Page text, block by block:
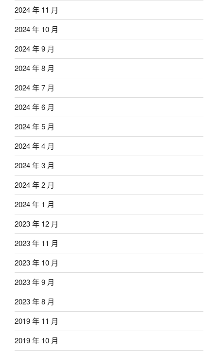
2024 年 11 月
2024 年 10 月
2024 年 9 月
2024 年 8 月
2024 年 7 月
2024 年 6 月
2024 年 5 月
2024 年 4 月
2024 年 3 月
2024 年 2 月
2024 年 1 月
2023 年 12 月
2023 年 11 月
2023 年 10 月
2023 年 9 月
2023 年 8 月
2019 年 11 月
2019 年 10 月